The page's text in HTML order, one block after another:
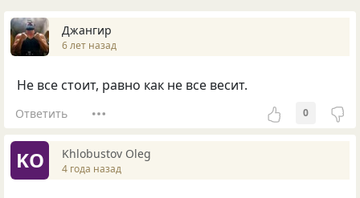
Джангир
6 лет назад
Не все стоит, равно как не все весит.
Ответить 0
KO Khlobustov Oleg
4 года назад